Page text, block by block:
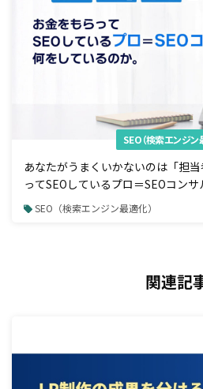
SEO（検索エンジン
あなたがうまくいかないのは「担
ってSEOしているプロ＝SEOコンサ
SEO（検索エンジン最適化）
関連記